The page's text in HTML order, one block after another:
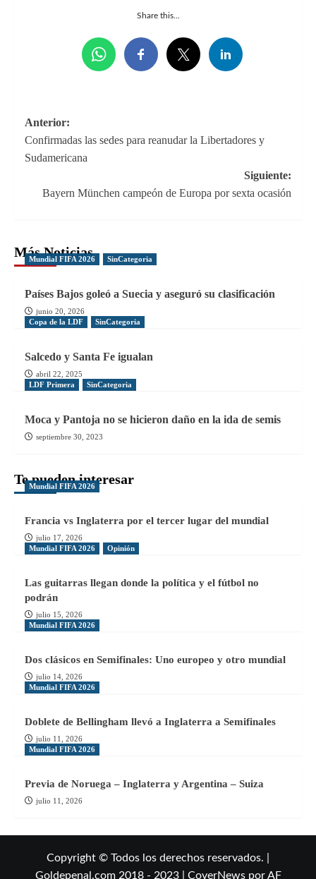
Share this...
Navegación
de
Anterior:
Confirmadas las sedes para reanudar la Libertadores y
Sudamericana
Siguiente:
Bayern München campeón de Europa por sexta ocasión
Más Noticias
Mundial FIFA 2026 SinCategoria
Países Bajos goleó a Suecia y aseguró su clasificación
junio 20, 2026
Copa de la LDF
SinCategoria
Salcedo y Santa Fe igualan
abril 22, 2025
LDF Primera
SinCategoria
Moca y Pantoja no se hicieron daño en la ida de semis
septiembre 30, 2023
Te pueden interesar
Mundial FIFA 2026
Francia vs Inglaterra por el tercer lugar del mundial
julio 17, 2026
Mundial FIFA 2026
Opinión
Las guitarras llegan donde la política y el fútbol no
podrán
julio 15, 2026
Mundial FIFA 2026
Dos clásicos en Semifinales: Uno europeo y otro mundial
julio 14, 2026
Mundial FIFA 2026
Doblete de Bellingham llevó a Inglaterra a Semifinales
julio 11, 2026
Mundial FIFA 2026
Previa de Noruega – Inglaterra y Argentina – Suiza
julio 11, 2026
Copyright © Todos los derechos reservados. |
Goldepenal.com 2018 - 2023
CoverNewspor AF